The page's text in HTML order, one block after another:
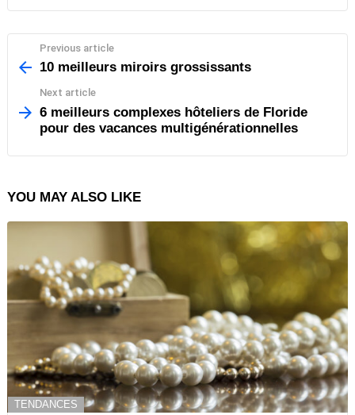
more
Previous article
10 meilleurs miroirs grossissants
Next article
6 meilleurs complexes hôteliers de Floride
pour des vacances multigénérationnelles
YOU MAY ALSO LIKE
TENDANCES